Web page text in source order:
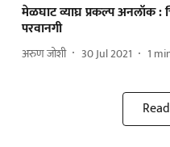
मेळघाट व्याघ्र प्रकल्प अनलॉक
परवानगी
अरुण जोशी 30 Jul 2021 1